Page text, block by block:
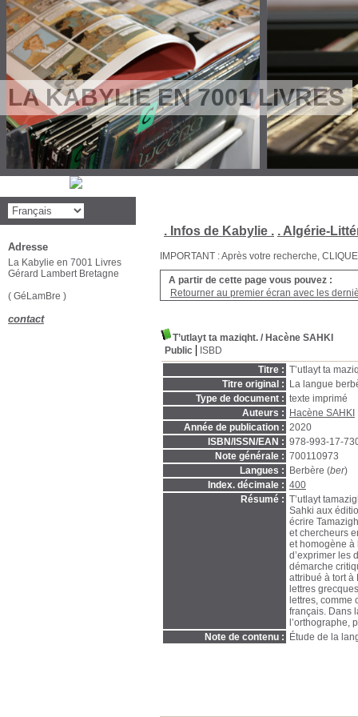
LA KABYLIE EN 7001 LIVRES
. Infos de Kabylie . . Algérie-
IMPORTANT : Après votre recherche,
A partir de cette page vous pouvez :
Retourner au premier écran avec les
T’utlayt ta maziqht. / Hacène SAHKI
Public
ISBD
Titre : T’utlayt ta
Titre original :
La langue
Type de document : texte imprimé
Auteurs :
Hacène SAHKI
Année de publication : 2020
ISBN/ISSN/EAN : 978-993-17-
Note générale : 700110973
Langues :
Berbère (ber)
Index. décimale : 400
Résumé : T’utlayt
Sahki aux
écrire
et chercheurs
et homogène à
d’exprimer les
démarche
attribué à tort à
lettres
lettres, comme
français. Dans
l’orthographe,
Note de contenu :
Étude de la
Adresse
La Kabylie en 7001 Livres
Gérard Lambert Bretagne
( GéLamBre )
contact